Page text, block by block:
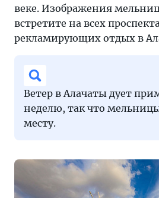
веке. Изображения
встретите на всех
рекламирующих отдых в
Ветер в Алачаты дует
неделю, так что
месту.